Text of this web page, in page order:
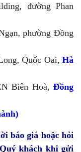
đường Phan
phường Đồng
Quốc Oai,Hà
Biên Hoà, Đồng
báo giá hoặc hỏi
khách khi gửi